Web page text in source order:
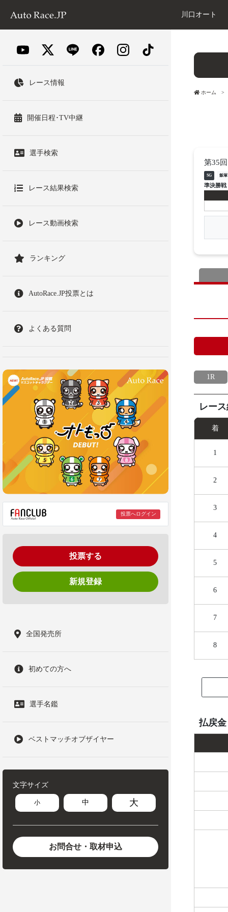
川口オート
レース情報
開催日程･TV中継
選手検索
レース結果検索
レース動画検索
ランキング
AutoRace.JP投票とは
よくある質問
投票へログイン
投票する
新規登録
全国発売所
初めての方へ
選手名鑑
ベストマッチオブザイヤー
文字サイズ
小 中 大
お問合せ・取材申込
ホーム
第35
SG 飯塚
準決勝戦
1R
レー
着
1
2
3
4
5
6
7
8
払戻金